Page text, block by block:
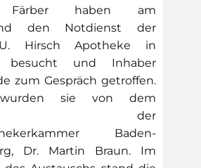
Färber haben am
den Notdienst der
Hirsch Apotheke in
besucht und Inhaber
zum Gespräch getroffen.
sie von dem
der
Baden-
Dr. Martin Braun. Im